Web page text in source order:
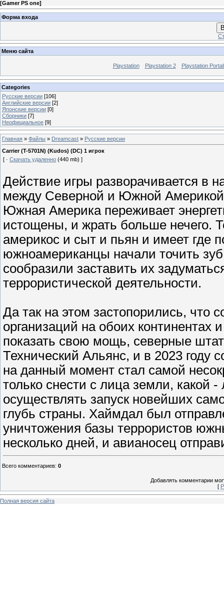
[Gamer PS one]
Форма входа
Меню сайта
Playstation Playstation 2 Playstation
Categories
Русские версии [106]
Английские версии [2]
Японские версии [0]
Сборники [7]
Неофициальное [9]
Главная » Файлы » Dreamcast » Русские версии
Carrier (T-5701N) (Kudos) (DC) 1 игрок
[ · Скачать удаленно (440 mb) ]
Действие игры разворачивается в
между Северной и Южной Америкой
Южная Америка переживает
истощены, и жрать больше нечего.
америкос и сыт и пьян и имеет где
южноамериканцы начали точить
сообразили заставить их
террористической деятельности.
Да так на этом застопорились, что
организаций на обоих континентах
показать свою мощь, северные
Технический Альянс, и в 2023 году
на данный момент стал самой
только снести с лица земли, какой
осуществлять запуск новейших
глубь страны. Хаймдал был
уничтожения базы террористов
несколько дней, и авианосец
Всего комментариев: 0
Добавлять комментарии
[
Полная версия сайта